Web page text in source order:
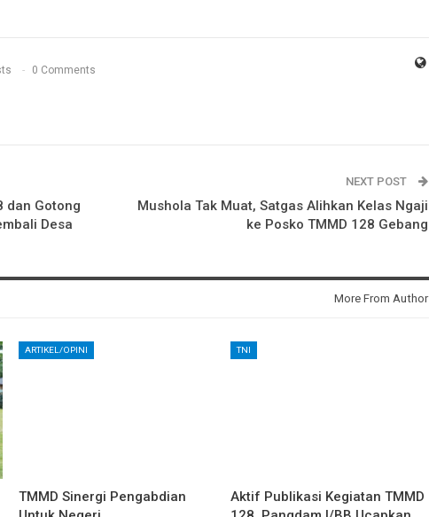
0 Comments
dan Gotong
Desa
NEXT POST
Mushola Tak Muat, Satgas Alihkan Kelas Ngaji
ke Posko TMMD 128 Gebang
More From Author
ARTIKEL/OPINI
TMMD Sinergi Pengabdian
TNI
Aktif Publikasi Kegiatan TMMD